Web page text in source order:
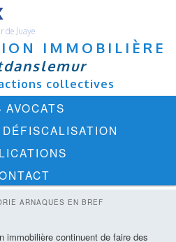
de Juaye
IMMOBILIÈRE
collectives
AVOCATS
ARNAQUES EN BREF
immobilière continuent de faire des